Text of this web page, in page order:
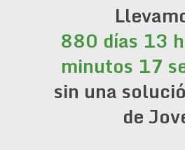
880 días 13
minutos 17
sin una
de